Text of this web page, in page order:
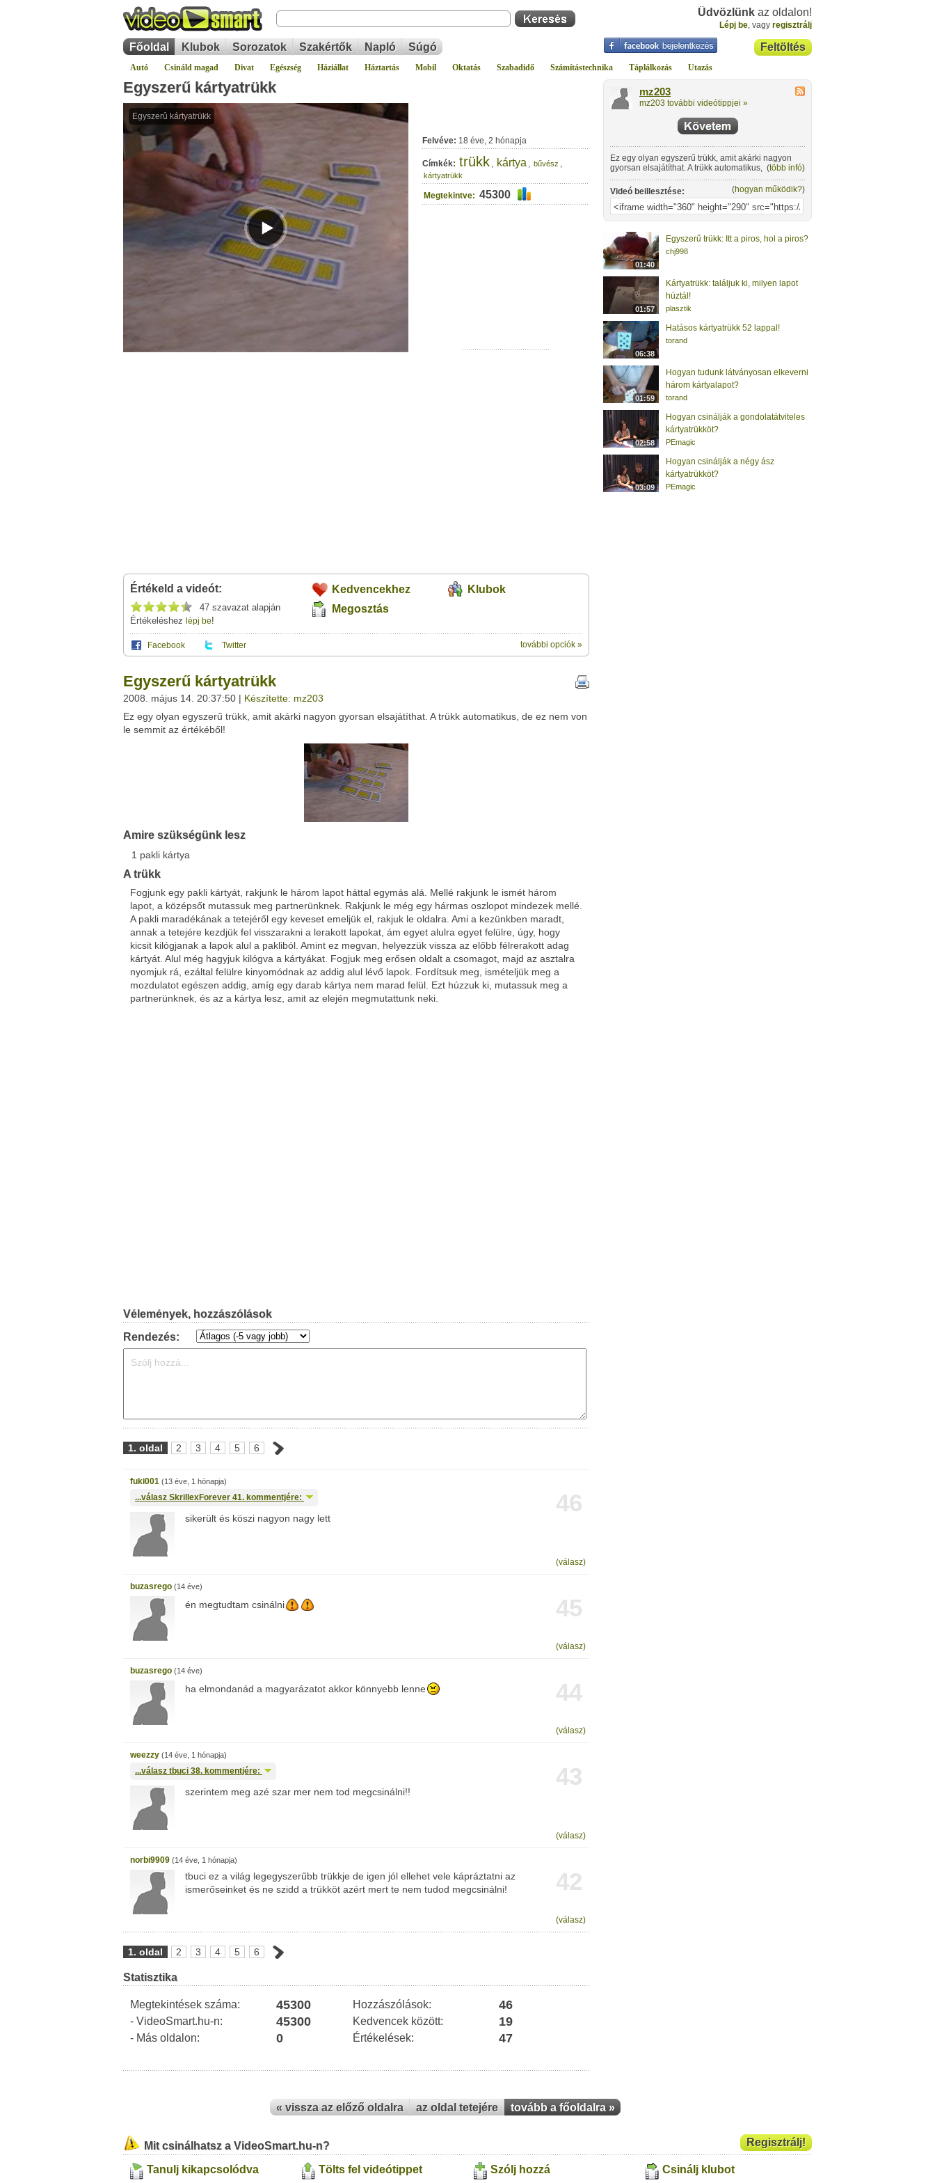
Üdvözlünk az oldalon!
Lépj be, vagy regisztrálj
Feltöltés
Főoldal Klubok Sorozatok Szakértők Napló Súgó
Autó Csináld magad Divat Egészség Háziállat Háztartás Mobil Oktatás Szabadidő Számítástechnika Táplálkozás Utazás
Egyszerű kártyatrükk
Felvéve: 18 éve, 2 hónapja
Címkék: trükk , kártya , bűvész ,
kártyatrükk
Megtekintve: 45300
Értékeld a videót:
47 szavazat alapján
Értékeléshez lépj be!
Kedvencekhez
Klubok
Megosztás
Facebook Twitter további opciók »
felületet:
Neved:
E-mail címed:
Google
Del.icio.us
Ez a videó nem még nem tartozik egy klubhoz sem.
Ha van egy kis időd,nézz szét meglévő klubjaink között!
Egyszerű kártyatrükk
2008. május 14. 20:37:50 | Készítette: mz203
Ez egy olyan egyszerű trükk, amit akárki nagyon gyorsan elsajátíthat. A trükk automatikus, de ez nem von
le semmit az értékéből!
Amire szükségünk lesz
1 pakli kártya
A trükk
Fogjunk egy pakli kártyát, rakjunk le három lapot háttal egymás alá. Mellé rakjunk le ismét három
lapot, a középsőt mutassuk meg partnerünknek. Rakjunk le még egy hármas oszlopot mindezek mellé.
A pakli maradékának a tetejéről egy keveset emeljük el, rakjuk le oldalra. Ami a kezünkben maradt,
annak a tetejére kezdjük fel visszarakni a lerakott lapokat, ám egyet alulra egyet felülre, úgy, hogy
kicsit kilógjanak a lapok alul a pakliból. Amint ez megvan, helyezzük vissza az előbb félrerakott adag
kártyát. Alul még hagyjuk kilógva a kártyákat. Fogjuk meg erősen oldalt a csomagot, majd az asztalra
nyomjuk rá, ezáltal felülre kinyomódnak az addig alul lévő lapok. Fordítsuk meg, ismételjük meg a
mozdulatot egészen addig, amíg egy darab kártya nem marad felül. Ezt húzzuk ki, mutassuk meg a
partnerünknek, és az a kártya lesz, amit az elején megmutattunk neki.
Vélemények, hozzászólások
Rendezés:
1. oldal 2 3 4 5 6
fuki001 (13 éve, 1 hónapja)
46
...válasz SkrillexForever 41. kommentjére:
sikerült és köszi nagyon nagy lett
(válasz)
buzasrego (14 éve)
45
én megtudtam csinálni
(válasz)
buzasrego (14 éve)
44
ha elmondanád a magyarázatot akkor könnyebb lenne
(válasz)
weezzy (14 éve, 1 hónapja)
43
...válasz tbuci 38. kommentjére:
szerintem meg azé szar mer nem tod megcsinálni!!
(válasz)
norbi9909 (14 éve, 1 hónapja)
42
tbuci ez a világ legegyszerűbb trükkje de igen jól ellehet vele kápráztatni az
ismerőseinket és ne szidd a trükköt azért mert te nem tudod megcsinálni!
(válasz)
1. oldal 2 3 4 5 6
Statisztika
Megtekintések száma: 45300 Hozzászólások: 46
- VideoSmart.hu-n: 45300 Kedvencek között: 19
- Más oldalon: 0 Értékelések: 47
mz203
mz203 további videótippjei »
Ez egy olyan egyszerű trükk, amit akárki nagyon
gyorsan elsajátíthat. A trükk automatikus, de ez nem
von le semmit az értékéből!
(több infó)
Videó beillesztése: (hogyan működik?)
01:40
Egyszerű trükk: Itt a piros, hol a piros?
chj998
01:57
Kártyatrükk: találjuk ki, milyen lapot
húztál!
plasztik
06:38
Hatásos kártyatrükk 52 lappal!
torand
01:59
Hogyan tudunk látványosan elkeverni
három kártyalapot?
torand
02:58
Hogyan csinálják a gondolatátviteles
kártyatrükköt?
PEmagic
03:09
Hogyan csinálják a négy ász
kártyatrükköt?
PEmagic
« vissza az előző oldalra az oldal tetejére tovább a főoldalra »
Regisztrálj!
Mit csinálhatsz a VideoSmart.hu-n?
Tanulj kikapcsolódva
Tölts fel videótippet Szólj hozzá Csinálj klubot